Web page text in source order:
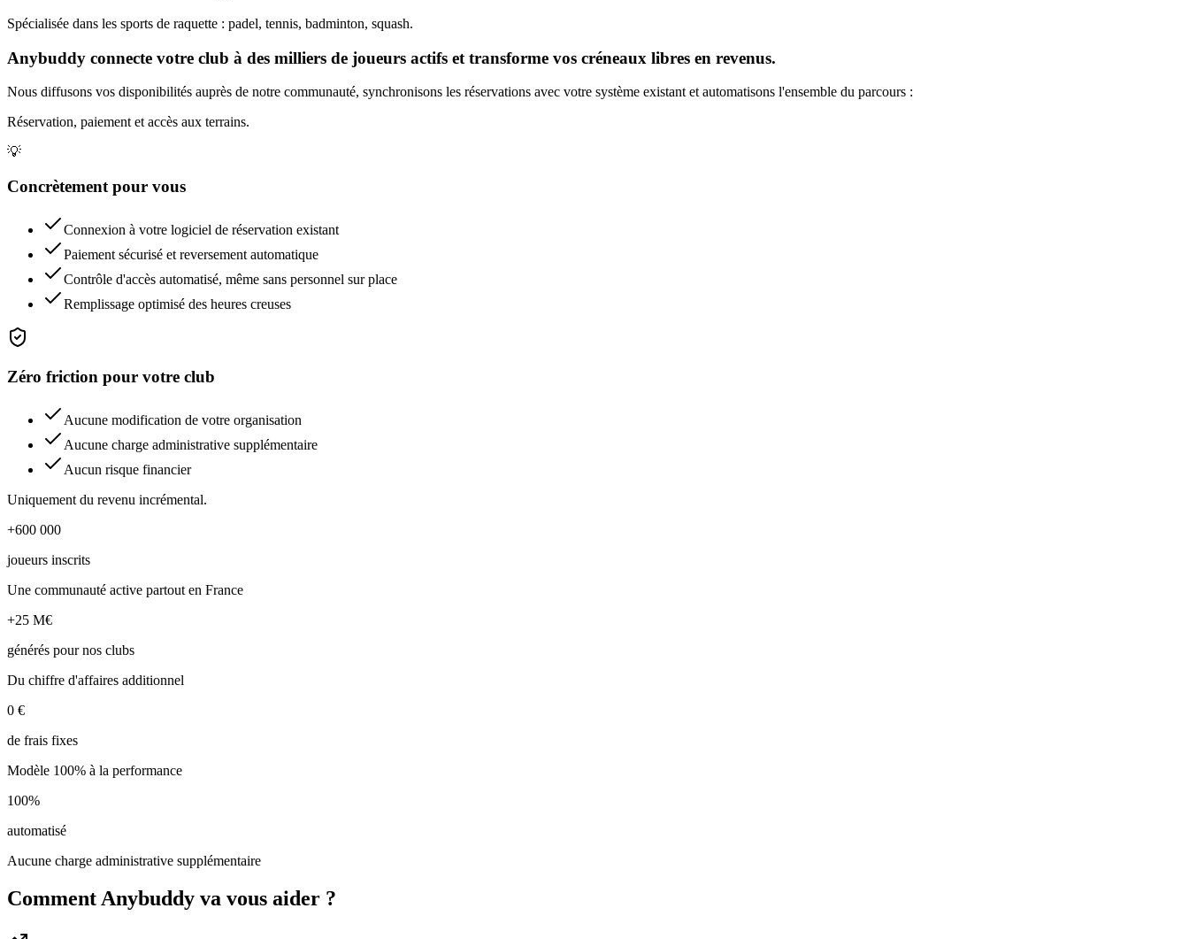
Spécialisée dans les sports de raquette : padel, tennis, badminton, squash.
Anybuddy connecte votre club à des milliers de joueurs actifs et transforme vos créneaux libres en revenus.
Nous diffusons vos disponibilités auprès de notre communauté, synchronisons les réservations avec votre système existant et automatisons l'ensemble du parcours :
Réservation, paiement et accès aux terrains.
💡
Concrètement pour vous
Connexion à votre logiciel de réservation existant
Paiement sécurisé et reversement automatique
Contrôle d'accès automatisé, même sans personnel sur place
Remplissage optimisé des heures creuses
Zéro friction pour votre club
Aucune modification de votre organisation
Aucune charge administrative supplémentaire
Aucun risque financier
Uniquement du revenu incrémental.
+600 000
joueurs inscrits
Une communauté active partout en France
+25 M€
générés pour nos clubs
Du chiffre d'affaires additionnel
0 €
de frais fixes
Modèle 100% à la performance
100%
automatisé
Aucune charge administrative supplémentaire
Comment Anybuddy va vous aider ?